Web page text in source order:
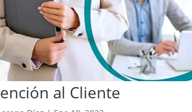
al Cliente